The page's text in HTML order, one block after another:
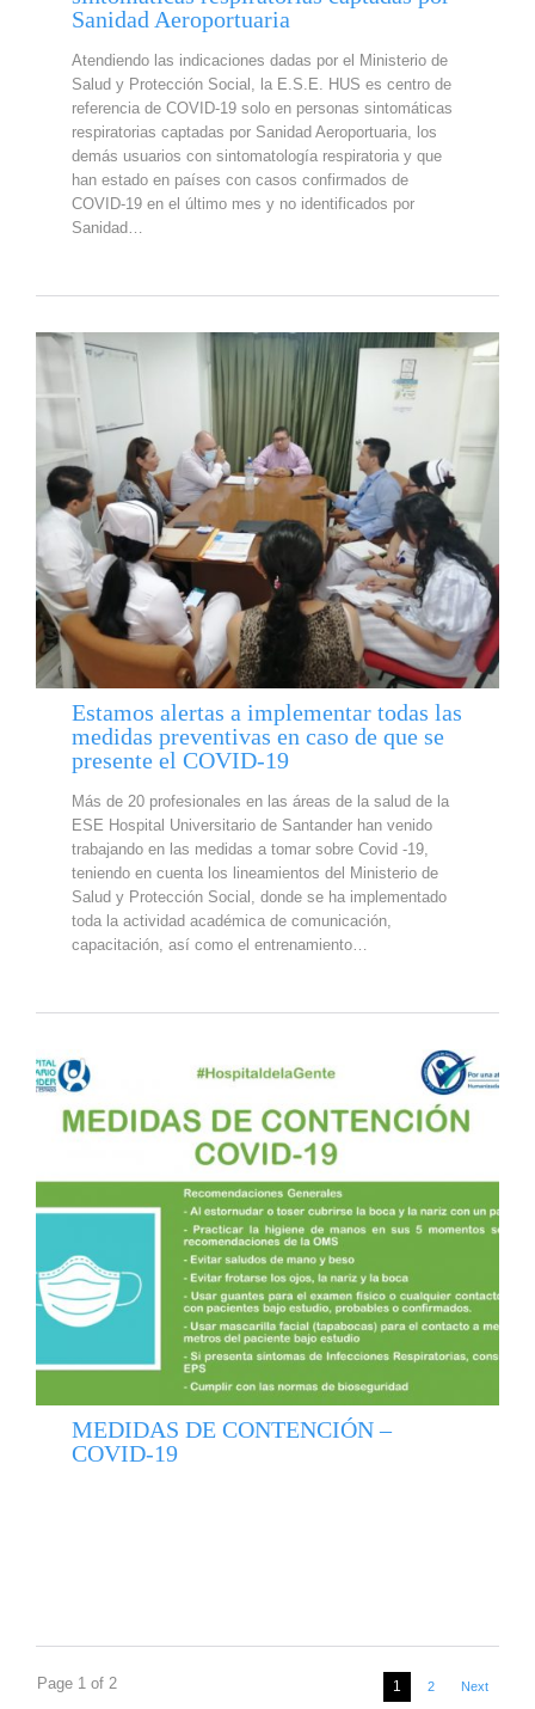
Sanidad Aeroportuaria
Atendiendo las indicaciones dadas por el Ministerio de
Salud y Protección Social, la E.S.E. HUS es centro de
referencia de COVID-19 solo en personas sintomáticas
respiratorias captadas por Sanidad Aeroportuaria, los
demás usuarios con sintomatología respiratoria y que
han estado en países con casos confirmados de
COVID-19 en el último mes y no identificados por
Sanidad…
Estamos alertas a implementar todas las
medidas preventivas en caso de que se
presente el COVID-19
Más de 20 profesionales en las áreas de la salud de la
ESE Hospital Universitario de Santander han venido
trabajando en las medidas a tomar sobre Covid -19,
teniendo en cuenta los lineamientos del Ministerio de
Salud y Protección Social, donde se ha implementado
toda la actividad académica de comunicación,
capacitación, así como el entrenamiento…
MEDIDAS DE CONTENCIÓN –
COVID-19
Page 1 of 2 1 2 Next